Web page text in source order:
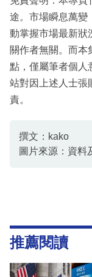
途。市場瞬息萬變
動掌握市場最新狀
關作者無關。而本
點，僅屬筆者個人
站對因上述人士張
責。
撰文：kako
圖片來源：資料
推薦閱讀